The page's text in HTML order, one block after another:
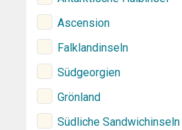
Ascension
Falklandinseln
Südgeorgien
Grönland
Südliche Sandwichinseln